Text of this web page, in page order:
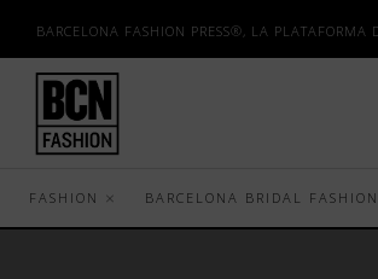
BARCELONA FASHION PRESS®, LA PLATAFORMA
FASHION BARCELONA BRIDAL